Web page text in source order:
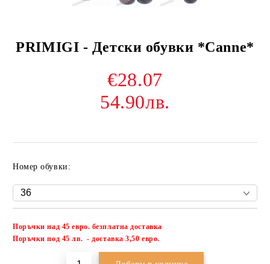
PRIMIGI - Детски обувки *Canne*
€28.07
54.90лв.
Номер обувки:
Поръчки над 45 евро. безплатна доставка
Поръчки под 45 лв. - доставка 3,50 евро.